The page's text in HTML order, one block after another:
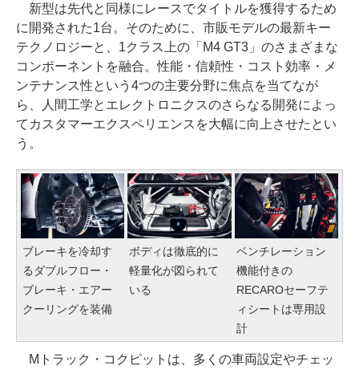
新型は先代と同様にレースでタイトルを獲得するため
に開発された1台。そのために、市販モデルの最新キー
テクノロジーと、1クラス上の「M4 GT3」のさまざまな
コンポーネントを融合。性能・信頼性・コスト効率・メ
ンテナンス性という4つの主要分野に焦点を当てなが
ら、人間工学とエレクトロニクスのさらなる開発によっ
てカスタマーエクスペリエンスを大幅に向上させたとい
う。
ブレーキを冷却す
るダブルフロー・
ブレーキ・エアー
クーリングを装備
ボディは徹底的に
軽量化が図られて
いる
ベンチレーション
機能付きの
RECAROセーフテ
ィシートは専用設
計
Mトラック・コクピットは、多くの車両設定やチェッ